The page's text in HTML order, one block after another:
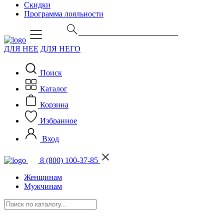
Скидки
Программа лояльности
ДЛЯ НЕЕ ДЛЯ НЕГО
Поиск
Каталог
Корзина
Избранное
Вход
8 (800) 100-37-85
Женщинам
Мужчинам